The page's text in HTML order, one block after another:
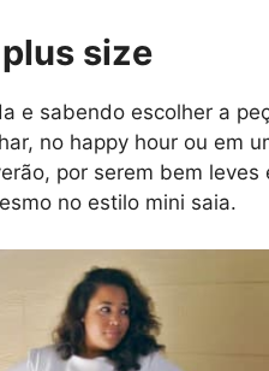
size
e sabendo escolher a
no happy hour ou em
por serem bem
no estilo mini saia.